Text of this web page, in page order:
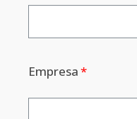
Empresa